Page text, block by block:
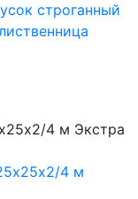
строганный
4 м Экстра